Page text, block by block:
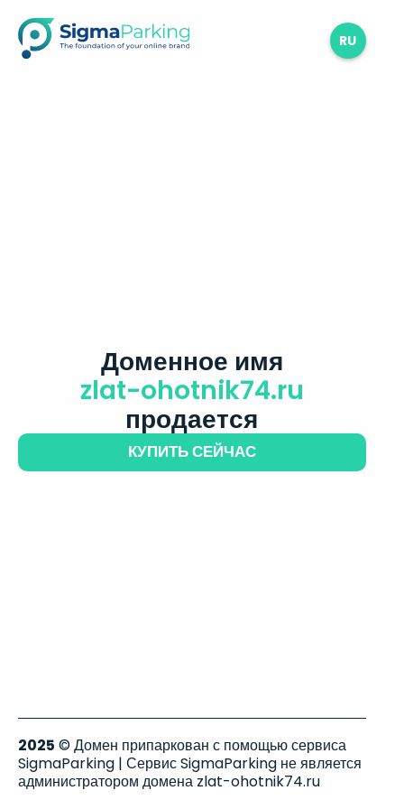
RU
Доменное имя
zlat-ohotnik74.ru
продается
КУПИТЬ СЕЙЧАС
2025 © Домен припаркован с помощью сервиса
SigmaParking | Сервис SigmaParking не является
администратором домена zlat-ohotnik74.ru